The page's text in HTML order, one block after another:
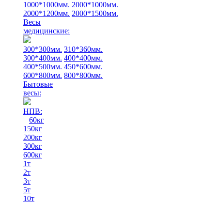
1000*1000мм. 2000*1000мм.
2000*1200мм. 2000*1500мм.
Весы
медицинские:
300*300мм. 310*360мм.
300*400мм. 400*400мм.
400*500мм. 450*600мм.
600*800мм. 800*800мм.
Бытовые
весы:
НПВ:
60кг
150кг
200кг
300кг
600кг
1т
2т
3т
5т
10т